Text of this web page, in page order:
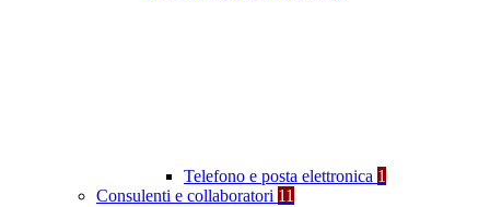
Telefono e posta elettronica 1
Consulenti e collaboratori 11